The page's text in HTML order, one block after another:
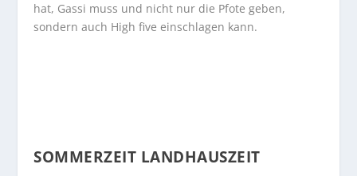
hat, Gassi muss und nicht nur die Pfote geben,
sondern auch High five einschlagen kann.
SOMMERZEIT LANDHAUSZEIT